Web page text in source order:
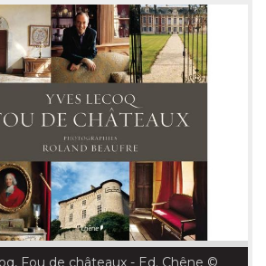
Fou de châteaux - Ed. Chêne
Fou de châteaux - ph. Roland
Ed. Chêne
, Yves Lecoq, ph. Roland